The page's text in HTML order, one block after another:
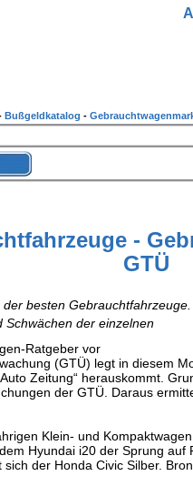
-
GTÜ
besten
Schwächen der einzelnen
Ratgeber vor
(GTÜ) legt in diesem
Zeitung“ herauskommt.
der GTÜ. Daraus
Klein- und
Hyundai i20 der Sprung
der Honda Civic Silber.
Bußgeldkatalog -